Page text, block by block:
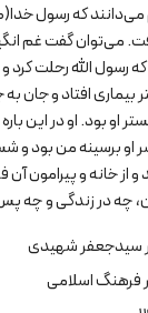
می‌دانند که رسول
می‌توان گفت غم
رسول الله رحلت کرد
بیماری افتاد و جان
او بود. او در این
او برسینه من بود و
و از خانه و پیرامون
چه در زندگی و چه
سیدجعفر شهیدی
فرهنگ اسلامی